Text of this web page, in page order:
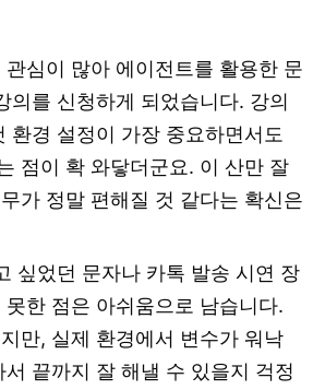
심이 많아 에이전트를 활용한 문
의를 신청하게 되었습니다. 강의
환경 설정이 가장 중요하면서도
점이 확 와닿더군요. 이 산만 잘
가 정말 편해질 것 같다는 확신은
싶었던 문자나 카톡 발송 시연 장
한 점은 아쉬움으로 남습니다.
만, 실제 환경에서 변수가 워낙
끝까지 잘 해낼 수 있을지 걱정